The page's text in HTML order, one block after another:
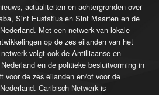
actualiteiten en achtergronden over
Sint Eustatius en Sint Maarten en de
Met een netwerk van lokale
op de zes eilanden van het
volgt ook de Antilliaanse en
en de politieke besluitvorming in
voor de zes eilanden en/of voor de
Caribisch Netwerk is